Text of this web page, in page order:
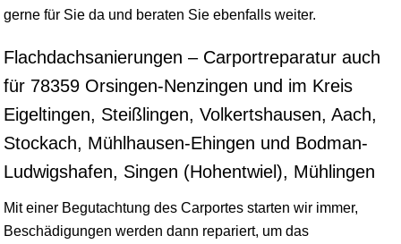
gerne für Sie da und beraten Sie ebenfalls weiter.
Flachdachsanierungen – Carportreparatur auch
für 78359 Orsingen-Nenzingen und im Kreis
Eigeltingen, Steißlingen, Volkertshausen, Aach,
Stockach, Mühlhausen-Ehingen und Bodman-
Ludwigshafen, Singen (Hohentwiel), Mühlingen
Mit einer Begutachtung des Carportes starten wir immer,
Beschädigungen werden dann repariert, um das